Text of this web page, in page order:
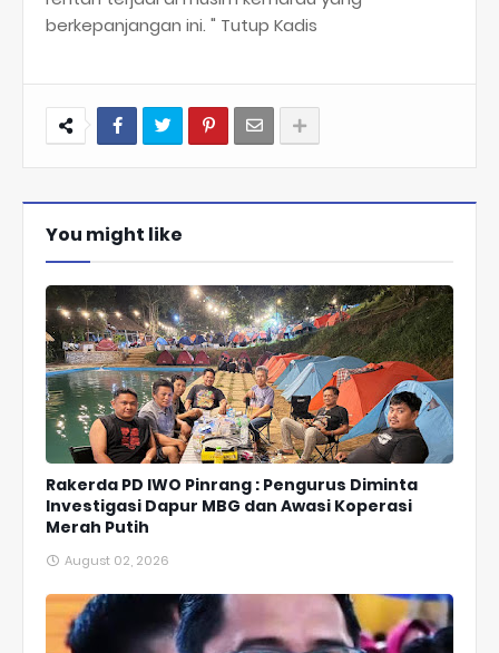
berkepanjangan ini. " Tutup Kadis
You might like
Rakerda PD IWO Pinrang : Pengurus Diminta
Investigasi Dapur MBG dan Awasi Koperasi
Merah Putih
August 02, 2026